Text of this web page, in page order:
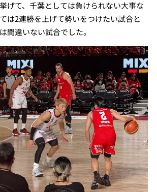
げて、千葉としては負けられない大事な
は2連勝を上げて勢いをつけたい試合と
間違いない試合でした。